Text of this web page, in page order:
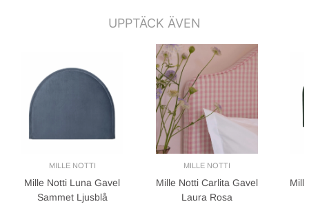
UPPTÄCK ÄVEN
MILLE NOTTI
Mille Notti Luna Gavel
Sammet Ljusblå
MILLE NOTTI
Mille Notti Carlita Gavel
Laura Rosa